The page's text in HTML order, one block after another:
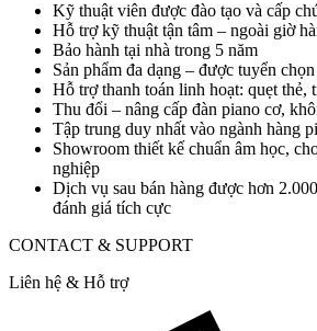
Kỹ thuật viên được đào tạo và cấp
Hỗ trợ kỹ thuật tận tâm – ngoài giờ
Bảo hành tại nhà trong 5 năm
Sản phẩm đa dạng – được tuyển
Hỗ trợ thanh toán linh hoạt: quẹt thẻ,
Thu đổi – nâng cấp đàn piano cơ,
Tập trung duy nhất vào ngành hàng
Showroom thiết kế chuẩn âm học,
nghiệp
Dịch vụ sau bán hàng được hơn
đánh giá tích cực
CONTACT & SUPPORT
Liên hệ & Hỗ trợ